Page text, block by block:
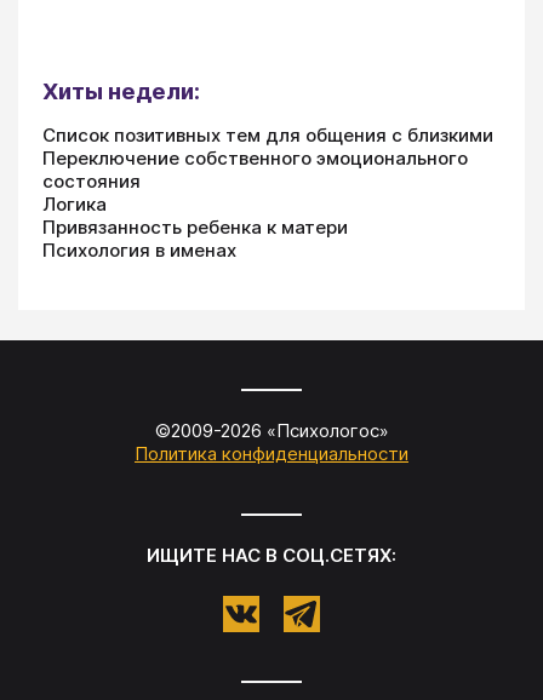
Хиты недели:
Список позитивных тем для общения с близкими
Переключение собственного эмоционального
состояния
Логика
Привязанность ребенка к матери
Психология в именах
©2009-2026 «Психологос»
Политика конфиденциальности
ИЩИТЕ НАС В СОЦ.СЕТЯХ: